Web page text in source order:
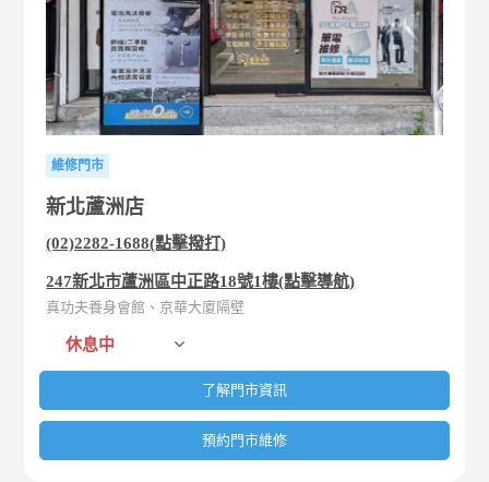
維修門市
新北蘆洲店
(02)2282-1688(點擊撥打)
247新北市蘆洲區中正路18號1樓(點擊導航)
真功夫養身會館、京華大廈隔壁
休息中
了解門市資訊
預約門市維修